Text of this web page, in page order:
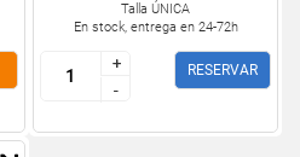
Talla ÚNICA
En stock, entrega en 24-72h
+
-
+
-
RESERVAR